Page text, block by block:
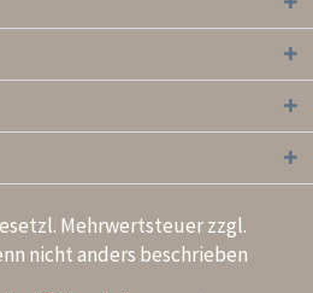
Mehrwertsteuer zzgl.
nicht anders beschrieben